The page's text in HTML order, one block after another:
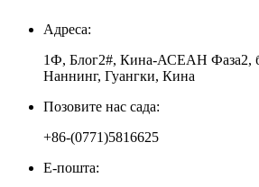
Адреса:
1Ф, Блог2#, Кина-АСЕАН Фаза2,
Наннинг, Гуангки, Кина
Позовите нас сада:
+86-(0771)5816625
Е-пошта: